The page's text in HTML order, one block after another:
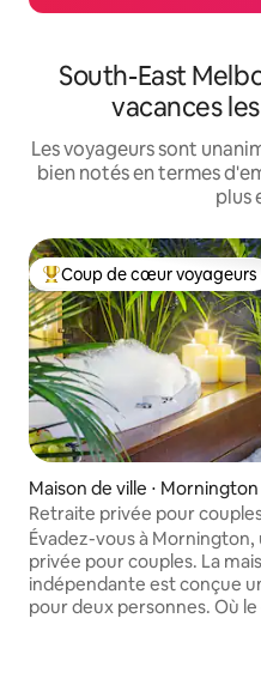
South-East
vacances
Les voyageurs sont
bien notés en termes
plus
Coups de cœur voyageurs
Coup de cœur voyageurs
Maison de ville ⋅ Mornington
Retraite privée pour
Évadez-vous à
privée pour couples. La
indépendante est conçue
pour deux personnes. Où